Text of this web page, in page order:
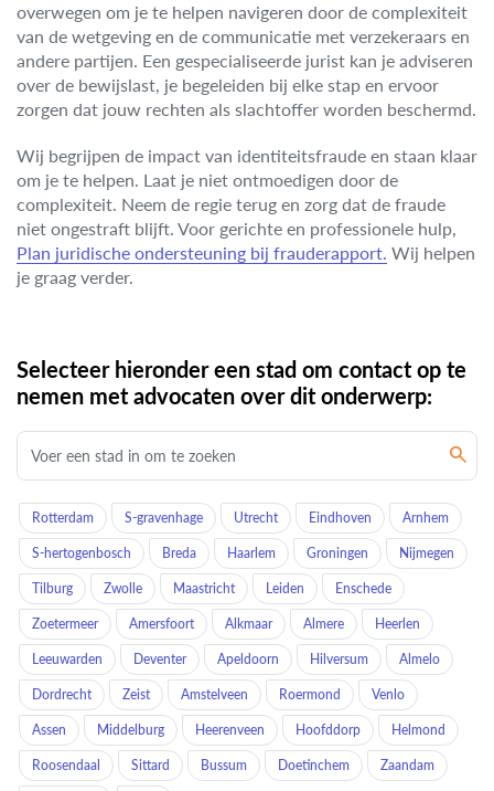
overwegen om je te helpen navigeren door de complexiteit
van de wetgeving en de communicatie met verzekeraars en
andere partijen. Een gespecialiseerde jurist kan je adviseren
over de bewijslast, je begeleiden bij elke stap en ervoor
zorgen dat jouw rechten als slachtoffer worden beschermd.
Wij begrijpen de impact van identiteitsfraude en staan klaar
om je te helpen. Laat je niet ontmoedigen door de
complexiteit. Neem de regie terug en zorg dat de fraude
niet ongestraft blijft. Voor gerichte en professionele hulp,
Plan juridische ondersteuning bij frauderapport. Wij helpen
je graag verder.
Selecteer hieronder een stad om contact op te
nemen met advocaten over dit onderwerp:
Rotterdam S-gravenhage Utrecht Eindhoven Arnhem
S-hertogenbosch Breda Haarlem Groningen Nijmegen
Tilburg Zwolle Maastricht Leiden Enschede
Zoetermeer Amersfoort Alkmaar Almere Heerlen
Leeuwarden Deventer Apeldoorn Hilversum Almelo
Dordrecht Zeist Amstelveen Roermond Venlo
Assen Middelburg Heerenveen Hoofddorp Helmond
Roosendaal Sittard Bussum Doetinchem Zaandam